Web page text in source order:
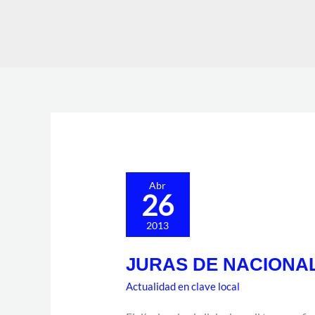
Abr
26
2013
JURAS DE
Actualidad en clave local
JURAS
NACIONALIDAD